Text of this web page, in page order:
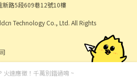
新路5段609巷12號10樓
Technology Co., Ltd. All Rights
火速應徵！千萬別錯過唷 ~